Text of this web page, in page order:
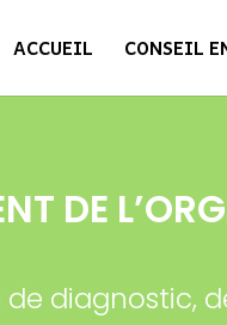
ACCUEIL CONSEIL
DE
de